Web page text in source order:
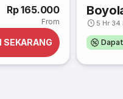
Rp 165.000
From
SEKARANG
5 Hr 34